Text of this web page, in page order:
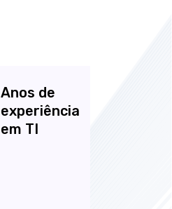
Anos de
experiência
em TI